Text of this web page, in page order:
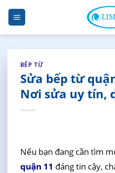
Skip
content
BẾP TỪ
Sửa bếp từ
Nơi sửa uy tín,
Nếu bạn đang cần tìm
quận 11 đáng tin cậy,